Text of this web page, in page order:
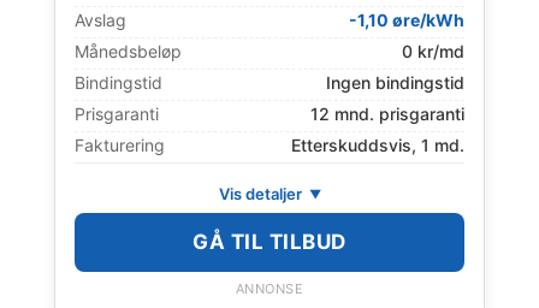
Avslag
-1,10 øre/kWh
Månedsbeløp
0 kr/md
Bindingstid
Ingen bindingstid
Prisgaranti
12 mnd. prisgaranti
Fakturering
Etterskuddsvis, 1 md.
Vis detaljer
GÅ TIL TILBUD
ANNONSE